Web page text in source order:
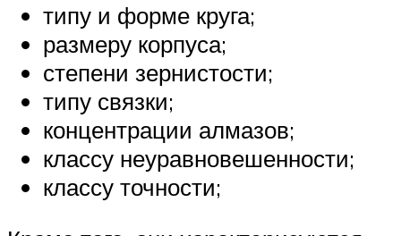
типу и форме круга;
размеру корпуса;
степени зернистости;
типу связки;
концентрации алмазов;
классу неуравновешенности;
классу точности;